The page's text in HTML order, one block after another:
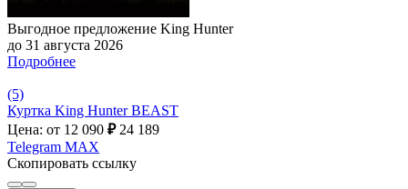
Выгодное предложение King Hunter
до 31 августа 2026
Подробнее
(5)
Куртка King Hunter BEAST
Цена: от 12 090 ₽ 24 189
Telegram MAX
Скопировать ссылку